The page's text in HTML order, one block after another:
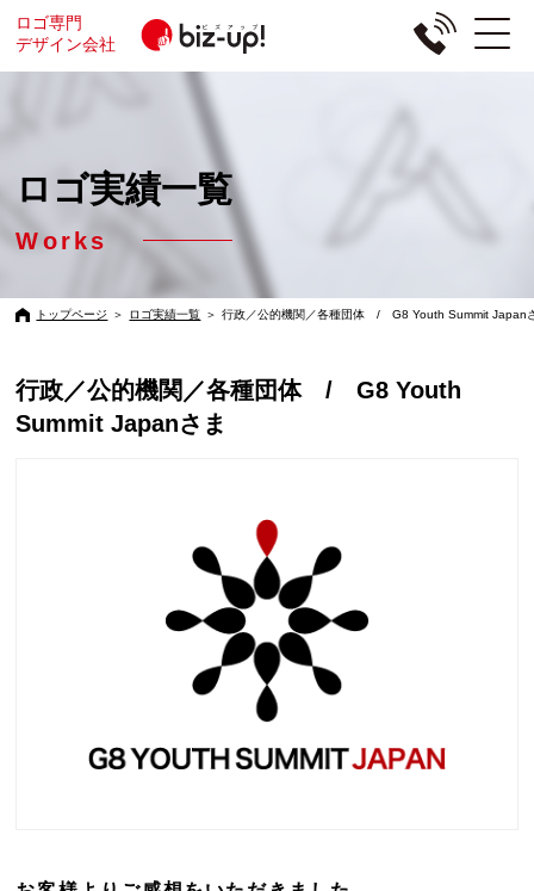
ロゴ専門
デザイン会社
ロゴ実績一覧
Works
トップページ ＞ ロゴ実績一覧 ＞ 行政／公的機関／各種団体 / G8 Youth Summit Japan
行政／公的機関／各種団体 / G8 Youth
Summit Japanさま